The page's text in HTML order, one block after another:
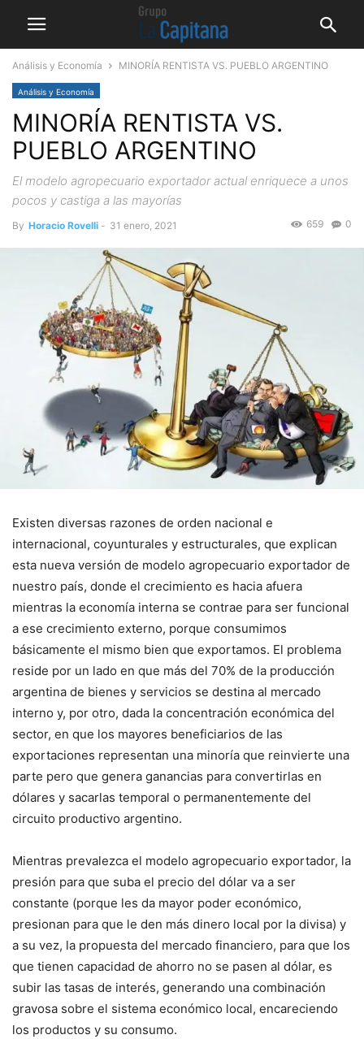
Análisis y Economía MINORÍA RENTISTA VS. PUEBLO ARGENTINO
Análisis y Economía
MINORÍA RENTISTA VS.
PUEBLO ARGENTINO
El modelo agropecuario exportador actual enriquece a unos
pocos y castiga a las mayorías
By Horacio Rovelli - 31 enero, 2021 0
659
Existen diversas razones de orden nacional e
internacional, coyunturales y estructurales, que explican
esta nueva versión de modelo agropecuario exportador de
nuestro país, donde el crecimiento es hacia afuera
mientras la economía interna se contrae para ser funcional
a ese crecimiento externo, porque consumimos
básicamente el mismo bien que exportamos. El problema
reside por un lado en que más del 70% de la producción
argentina de bienes y servicios se destina al mercado
interno y, por otro, dada la concentración económica del
sector, en que los mayores beneficiarios de las
exportaciones representan una minoría que reinvierte una
parte pero que genera ganancias para convertirlas en
dólares y sacarlas temporal o permanentemente del
circuito productivo argentino.
Mientras prevalezca el modelo agropecuario exportador, la
presión para que suba el precio del dólar va a ser
constante (porque les da mayor poder económico,
presionan para que le den más dinero local por la divisa) y
a su vez, la propuesta del mercado financiero, para que los
que tienen capacidad de ahorro no se pasen al dólar, es
subir las tasas de interés, generando una combinación
gravosa sobre el sistema económico local, encareciendo
los productos y su consumo.